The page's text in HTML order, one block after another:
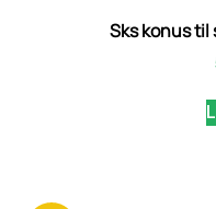
Sks konus til